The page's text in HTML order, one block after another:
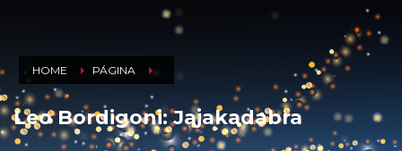
HOME PÁGINA
Leo Bordigoni: Jajakadabra